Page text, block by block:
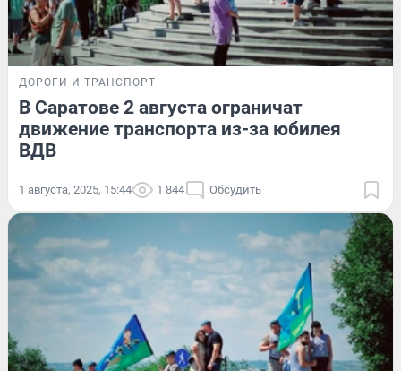
ДОРОГИ И ТРАНСПОРТ
В Саратове 2 августа ограничат
движение транспорта из-за юбилея
ВДВ
1 августа, 2025, 15:44 1 844 Обсудить